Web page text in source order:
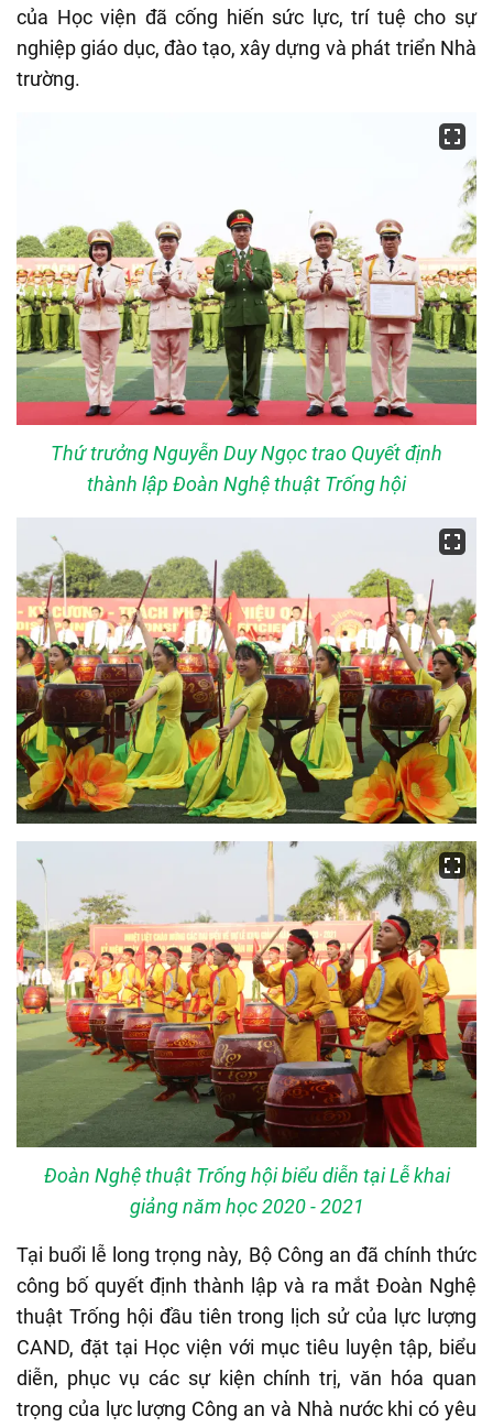
của Học viện đã cống hiến sức lực, trí tuệ cho sự
nghiệp giáo dục, đào tạo, xây dựng và phát triển Nhà
trường.
Thứ trưởng Nguyễn Duy Ngọc trao Quyết định
thành lập Đoàn Nghệ thuật Trống hội
Đoàn Nghệ thuật Trống hội biểu diễn tại Lễ khai
giảng năm học 2020 - 2021
Tại buổi lễ long trọng này, Bộ Công an đã chính thức
công bố quyết định thành lập và ra mắt Đoàn Nghệ
thuật Trống hội đầu tiên trong lịch sử của lực lượng
CAND, đặt tại Học viện với mục tiêu luyện tập, biểu
diễn, phục vụ các sự kiện chính trị, văn hóa quan
trọng của lực lượng Công an và Nhà nước khi có yêu